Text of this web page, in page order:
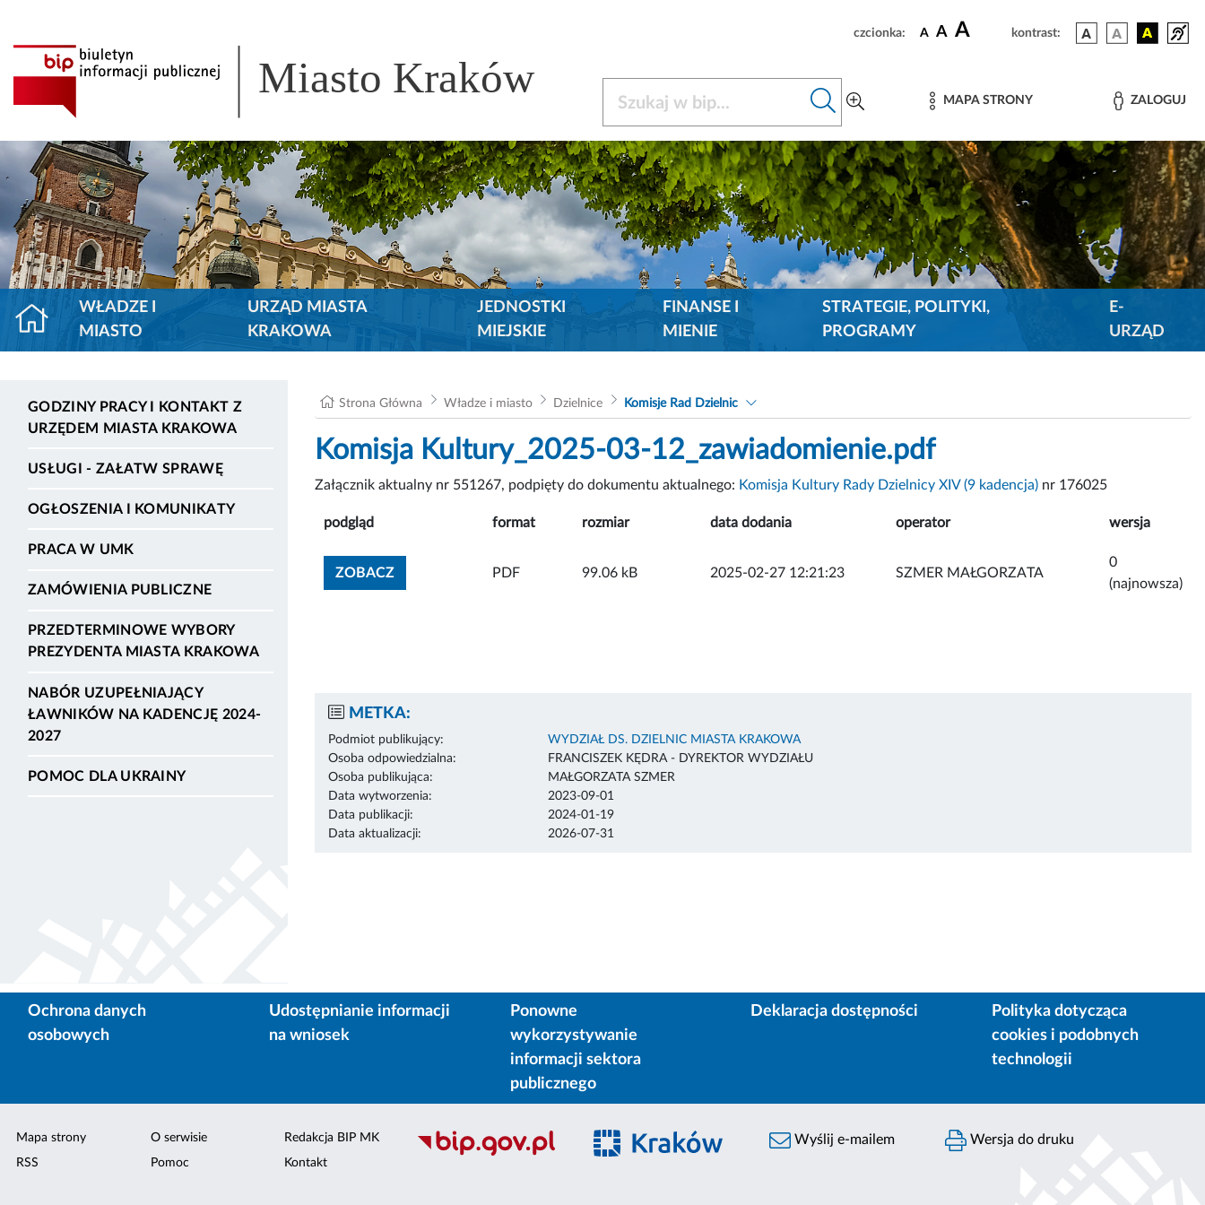
czcionka: A A A kontrast:
Miasto Kraków MAPA STRONY ZALOGUJ
WŁADZE I
MIASTO
URZĄD MIASTA
KRAKOWA
JEDNOSTKI
MIEJSKIE
FINANSE I
MIENIE
STRATEGIE, POLITYKI,
PROGRAMY
E-
URZĄD
GODZINY PRACY I KONTAKT Z
URZĘDEM MIASTA KRAKOWA
USŁUGI - ZAŁATW SPRAWĘ
OGŁOSZENIA I KOMUNIKATY
PRACA W UMK
ZAMÓWIENIA PUBLICZNE
PRZEDTERMINOWE WYBORY
PREZYDENTA MIASTA KRAKOWA
NABÓR UZUPEŁNIAJĄCY
ŁAWNIKÓW NA KADENCJĘ 2024-
2027
POMOC DLA UKRAINY
Strona Główna Władze i miasto Dzielnice Komisje Rad Dzielnic
Komisja Kultury_2025-03-12_zawiadomienie.pdf
Załącznik aktualny nr 551267, podpięty do dokumentu aktualnego: Komisja Kultury Rady Dzielnicy XIV (9 kadencja) nr 176025
podgląd format rozmiar data dodania operator wersja
ZOBACZZOBACZ ZAŁĄCZNIK
PDF 99.06 kB 2025-02-27 12:21:23 SZMER MAŁGORZATA
0
(najnowsza)
METKA:
Podmiot publikujący:
WYDZIAŁ DS. DZIELNIC MIASTA KRAKOWA
Osoba odpowiedzialna:
FRANCISZEK KĘDRA - DYREKTOR WYDZIAŁU
Osoba publikująca:
MAŁGORZATA SZMER
Data wytworzenia:
2023-09-01
Data publikacji:
2024-01-19
Data aktualizacji:
2026-07-31
Ochrona danych
osobowych
Udostępnianie informacji
na wniosek
Ponowne
wykorzystywanie
informacji sektora
publicznego
Deklaracja dostępności
Polityka dotycząca
cookies i podobnych
technologii
Mapa strony
RSS
O serwisie
Pomoc
Redakcja BIP MK
Kontakt
Wyślij e-mailem Wersja do druku